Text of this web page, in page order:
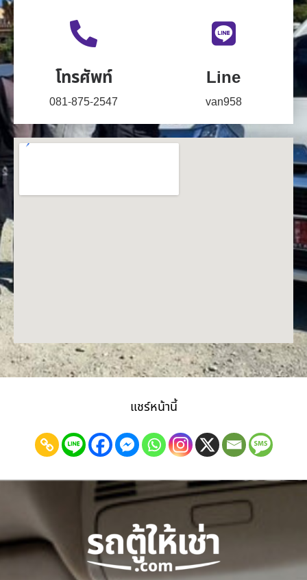
โทรศัพท์
081-875-2547
Line
van958
แชร์หน้านี้